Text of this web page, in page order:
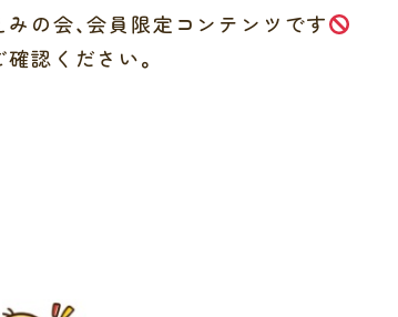
の会、会員限定コンテンツです
確認ください。